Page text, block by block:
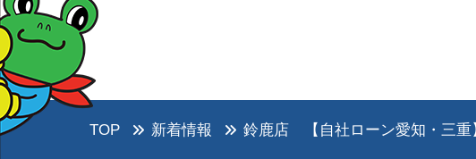
TOP 新着情報 鈴鹿店 【自社ローン愛知・三